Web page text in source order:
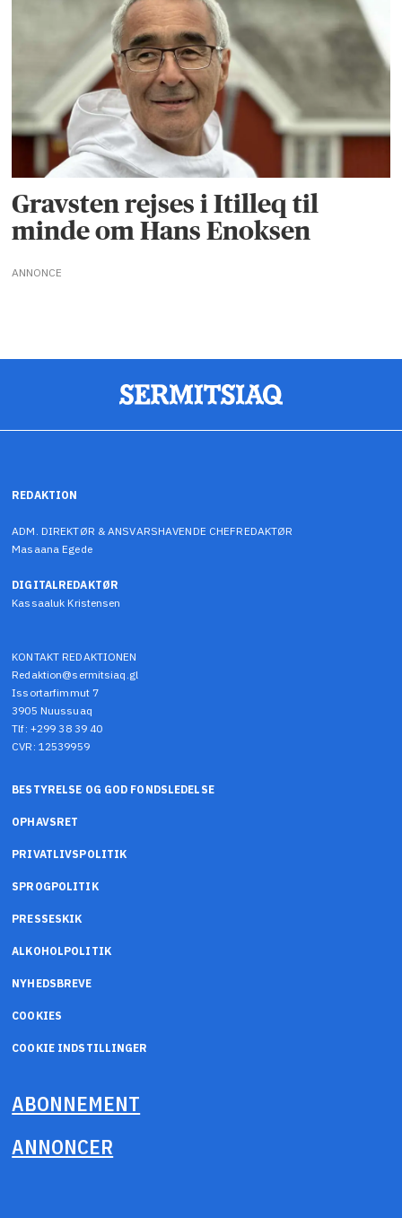
Gravsten rejses i Itilleq til
minde om Hans Enoksen
ANNONCE
REDAKTION
ADM. DIREKTØR & ANSVARSHAVENDE CHEFREDAKTØR
Masaana Egede
DIGITALREDAKTØR
Kassaaluk Kristensen
KONTAKT REDAKTIONEN
Redaktion@sermitsiaq.gl
Issortarfimmut 7
3905 Nuussuaq
Tlf: +299 38 39 40
CVR: 12539959
BESTYRELSE OG GOD FONDSLEDELSE
OPHAVSRET
PRIVATLIVSPOLITIK
SPROGPOLITIK
PRESSESKIK
ALKOHOLPOLITIK
NYHEDSBREVE
COOKIES
COOKIE INDSTILLINGER
ABONNEMENT
ANNONCER